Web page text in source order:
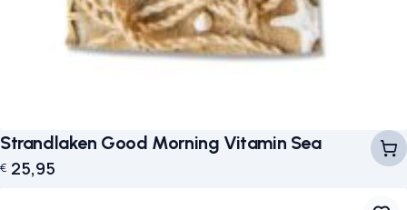
Strandlaken Good Morning Vitamin Sea
€ 25,95